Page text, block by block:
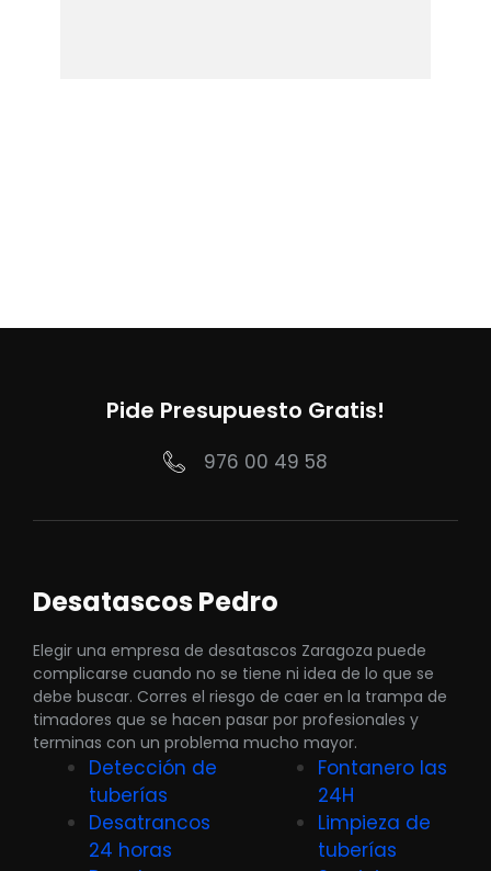
Pide Presupuesto Gratis!
976 00 49 58
Desatascos Pedro
Elegir una empresa de desatascos Zaragoza puede
complicarse cuando no se tiene ni idea de lo que se
debe buscar. Corres el riesgo de caer en la trampa de
timadores que se hacen pasar por profesionales y
terminas con un problema mucho mayor.
Detección de
tuberías
Desatrancos
24 horas
Fontanero las
24H
Limpieza de
tuberías